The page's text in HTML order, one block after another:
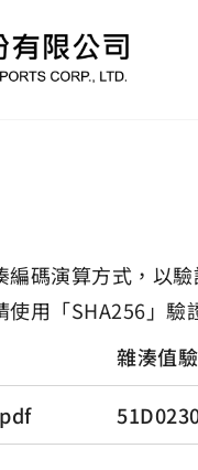
碼演算方式，以
用「SHA256」驗
雜湊值